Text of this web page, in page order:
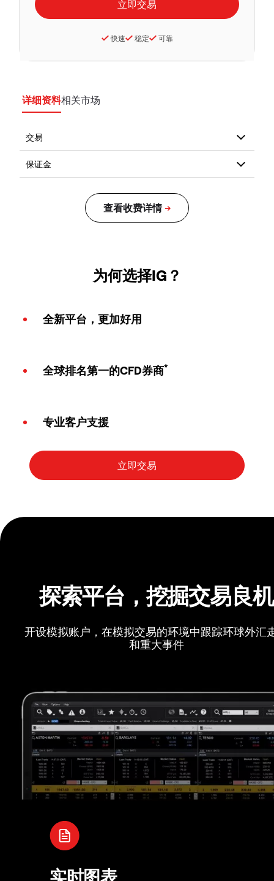
快速 稳定 可靠
详细资料相关市场
为何选择IG？
全新平台，更加好用
全球排名第一的CFD券商*
专业客户支援
探索平台，挖掘交易良机
开设模拟账户，在模拟交易的环境中跟踪环球外汇
和重大事件
实时图表